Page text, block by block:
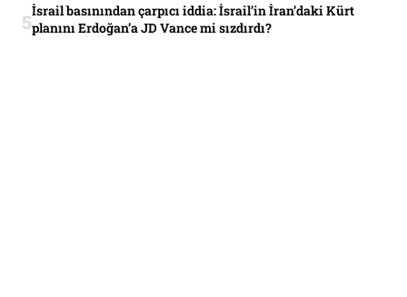
İsrail basınından çarpıcı iddia: İsrail’in İran’daki Kürt
planını Erdoğan’a JD Vance mi sızdırdı?